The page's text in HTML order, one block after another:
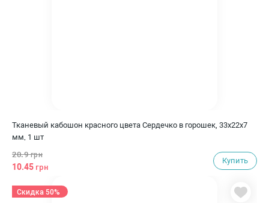
Тканевый кабошон красного цвета Сердечко в горошек, 33х22х7
мм, 1 шт
20.9грн
10.45 грн
Купить
Скидка 50%